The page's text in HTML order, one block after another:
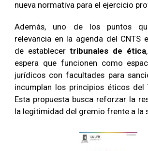
nueva normativa para el ejercicio
Además, uno de los puntos
relevancia en la agenda del CNTS
de establecertribunales de ética
espera que funcionen como
jurídicos con facultades para
incumplan los principios éticos del
Esta propuesta busca reforzar la
la legitimidad del gremio frente a la